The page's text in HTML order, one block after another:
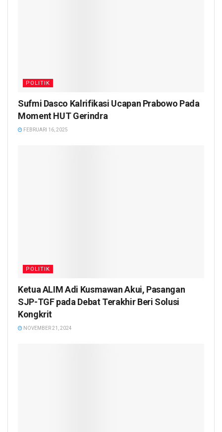
POLITIK
Sufmi Dasco Kalrifikasi Ucapan Prabowo Pada
Moment HUT Gerindra
FEBRUARI 16, 2025
POLITIK
Ketua ALIM Adi Kusmawan Akui, Pasangan
SJP-TGF pada Debat Terakhir Beri Solusi
Kongkrit
NOVEMBER 21, 2024